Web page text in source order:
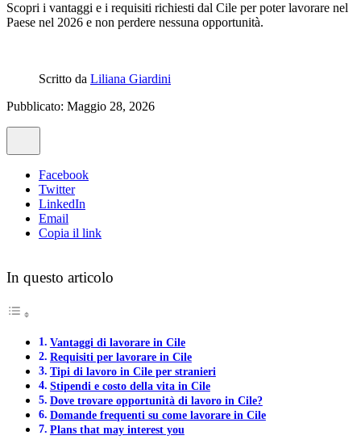
Scopri i vantaggi e i requisiti richiesti dal Cile per poter lavorare nel
Paese nel 2026 e non perdere nessuna opportunità.
Scritto da Liliana Giardini
Pubblicato: Maggio 28, 2026
Facebook
Twitter
LinkedIn
Email
Copia il link
In questo articolo
Vantaggi di lavorare in Cile
Requisiti per lavorare in Cile
Tipi di lavoro in Cile per stranieri
Stipendi e costo della vita in Cile
Dove trovare opportunità di lavoro in Cile?
Domande frequenti su come lavorare in Cile
Plans that may interest you